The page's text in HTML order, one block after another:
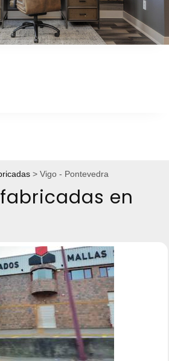
en el hogar
Vigo - Pontevedra
en